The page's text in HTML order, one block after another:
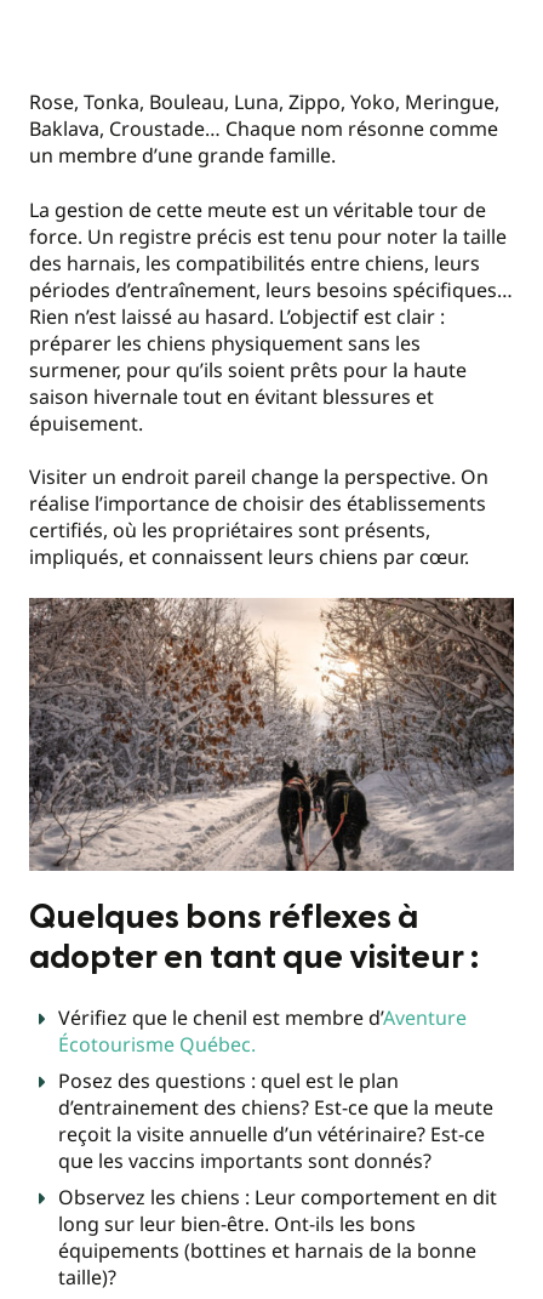
Rose, Tonka, Bouleau, Luna, Zippo, Yoko, Meringue,
Baklava, Croustade… Chaque nom résonne comme
un membre d’une grande famille.
La gestion de cette meute est un véritable tour de
force. Un registre précis est tenu pour noter la taille
des harnais, les compatibilités entre chiens, leurs
périodes d’entraînement, leurs besoins spécifiques…
Rien n’est laissé au hasard. L’objectif est clair :
préparer les chiens physiquement sans les
surmener, pour qu’ils soient prêts pour la haute
saison hivernale tout en évitant blessures et
épuisement.
Visiter un endroit pareil change la perspective. On
réalise l’importance de choisir des établissements
certifiés, où les propriétaires sont présents,
impliqués, et connaissent leurs chiens par cœur.
Quelques bons réflexes à
adopter en tant que visiteur :
Vérifiez que le chenil est membre d’Aventure
Écotourisme Québec.
Posez des questions : quel est le plan
d’entrainement des chiens? Est-ce que la meute
reçoit la visite annuelle d’un vétérinaire? Est-ce
que les vaccins importants sont donnés?
Observez les chiens : Leur comportement en dit
long sur leur bien-être. Ont-ils les bons
équipements (bottines et harnais de la bonne
taille)?